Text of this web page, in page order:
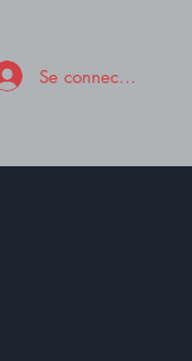
Se connecter